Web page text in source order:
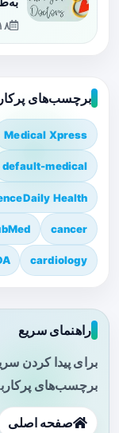
برچسب‌های
Medical Xpress
default-medical
Health
cancer
cardiology
راهنمای سریع
برای پیدا کردن
برچسب‌های
صفحه اصلی